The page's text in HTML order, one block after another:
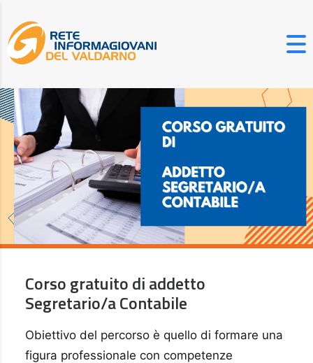
Corso gratuito di addetto
Segretario/a Contabile
Obiettivo del percorso è quello di formare una
figura professionale con competenze